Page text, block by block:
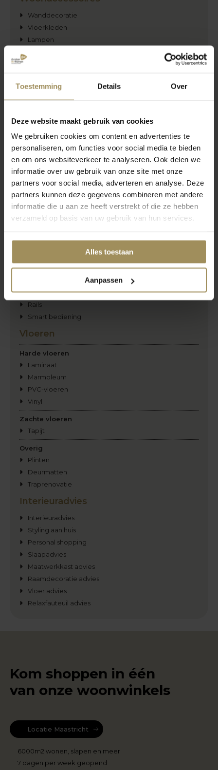
Toestemming Details Over
Deze website maakt gebruik van cookies
We gebruiken cookies om content en advertenties te
personaliseren, om functies voor social media te bieden
en om ons websiteverkeer te analyseren. Ook delen we
informatie over uw gebruik van onze site met onze
partners voor social media, adverteren en analyse. Deze
partners kunnen deze gegevens combineren met andere
informatie die u aan ze heeft verstrekt of die ze hebben
verzameld op basis van uw gebruik van hun services.
Alles toestaan
Aanpassen
Wanddecoratie
Vloerkleden
Lampen
Zachte raamdecoratie
Duo plisségordijnen
Gordijnen
Paneelgordijnen
Plisségordijnen
Rolgordijnen
Silhouettes
Vouwgordijnen
Versus
Harde raamdecoratie
Shutters
Overig
Zonwering
Rails
Smart bediening
Vloeren
Harde vloeren
Laminaat
Marmoleum
PVC-vloeren
Vinyl
Zachte vloeren
Tapijt
Overig
Plinten
Deurmatten
Traprenovatie
Interieuradvies
Interieuradvies
Styling aan huis
Personal shopping
Slaapadvies
Maatwerkkast advies
Raamdecoratie advies
Vloer advies
Relaxfauteuil advies
Kom shoppen in één
van onze woonwinkels
Locatie Maastricht
6000m2 wonen, slapen en meer
7 dagen per week geopend